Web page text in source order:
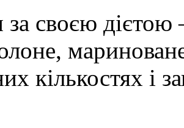
своєю дієтою
кількостях і